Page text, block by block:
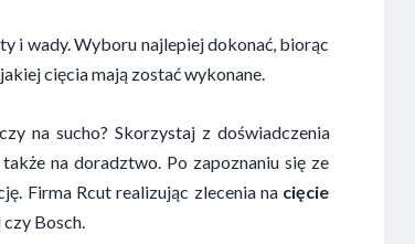
i wady. Wyboru najlepiej dokonać, biorąc
cięcia mają zostać wykonane.
na sucho? Skorzystaj z doświadczenia
na doradztwo. Po zapoznaniu się ze
Firma Rcut realizując zlecenia na cięcie
Bosch.